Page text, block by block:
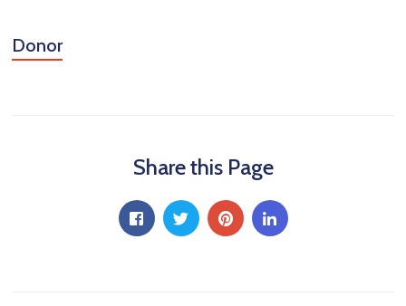
Donor
Share this Page